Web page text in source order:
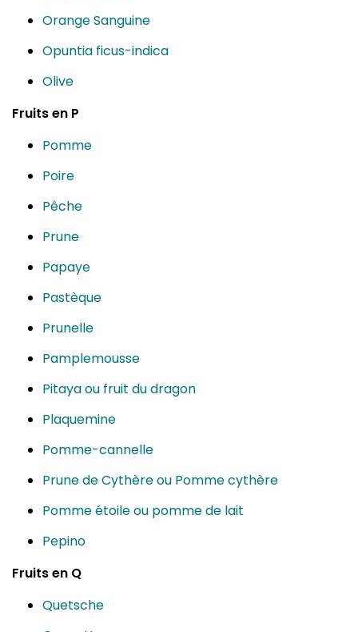
Orange Sanguine
Opuntia ficus-indica
Olive
Fruits en P
Pomme
Poire
Pêche
Prune
Papaye
Pastèque
Prunelle
Pamplemousse
Pitaya ou fruit du dragon
Plaquemine
Pomme-cannelle
Prune de Cythère ou Pomme cythère
Pomme étoile ou pomme de lait
Pepino
Fruits en Q
Quetsche